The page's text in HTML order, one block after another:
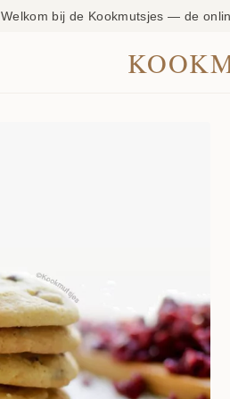
Welkom bij de Kookmutsjes — de